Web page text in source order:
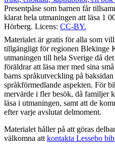
Presentpåse som barnen får
klarat hela utmaningen att läsa 1
Hörberg. Licens: CC-BY.
Materialet är gratis för alla som
tillgängligt för regionen Blekinge
utmaningen till hela Sverige då
föräldrar att läsa mer med sina
barns språkutveckling på
språkförmedlande aspekten. För
mervärde i fler besök, då familjer
läsa i utmaningen, samt att de
efter varje avslutat delmoment.
Materialet håller på att göras
välkomna att kontakta Lessebo